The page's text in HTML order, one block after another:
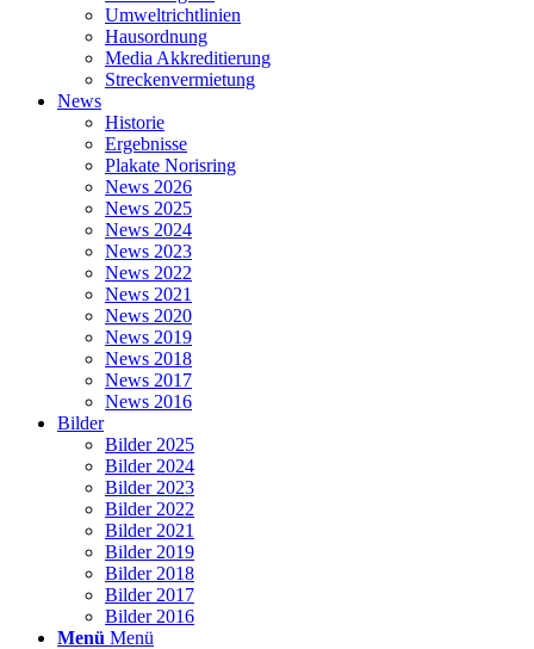
Umweltrichtlinien
Hausordnung
Media Akkreditierung
Streckenvermietung
News
Historie
Ergebnisse
Plakate Norisring
News 2026
News 2025
News 2024
News 2023
News 2022
News 2021
News 2020
News 2019
News 2018
News 2017
News 2016
Bilder
Bilder 2025
Bilder 2024
Bilder 2023
Bilder 2022
Bilder 2021
Bilder 2019
Bilder 2018
Bilder 2017
Bilder 2016
Menü Menü